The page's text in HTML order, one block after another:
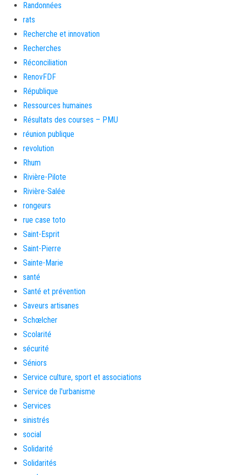
Randonnées
rats
Recherche et innovation
Recherches
Réconciliation
RenovFDF
République
Ressources humaines
Résultats des courses – PMU
réunion publique
revolution
Rhum
Rivière-Pilote
Rivière-Salée
rongeurs
rue case toto
Saint-Esprit
Saint-Pierre
Sainte-Marie
santé
Santé et prévention
Saveurs artisanes
Schœlcher
Scolarité
sécurité
Séniors
Service culture, sport et associations
Service de l'urbanisme
Services
sinistrés
social
Solidarité
Solidarités